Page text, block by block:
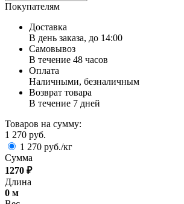
Покупателям
Доставка
В день заказа, до 14:00
Самовывоз
В течение 48 часов
Оплата
Наличными, безналичным
Возврат товара
В течение 7 дней
Товаров на сумму:
1 270 руб.
1 270 руб./кг
Сумма
1270 ₽
Длина
0 м